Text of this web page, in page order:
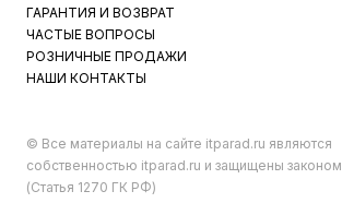
ГАРАНТИЯ И ВОЗВРАТ
ЧАСТЫЕ ВОПРОСЫ
РОЗНИЧНЫЕ ПРОДАЖИ
НАШИ КОНТАКТЫ
© Все материалы на сайте itparad.ru являются
собственностью itparad.ru и защищены законом
(Статья 1270 ГК РФ)